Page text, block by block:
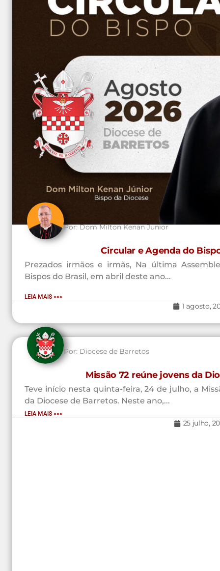
Por:Dom Milton Kenan Junior
Circular e Agenda do
Prezados irmãos e irmãs, Na última
Bispos do Brasil, em abril deste ano...
LEIA MAIS >>>
1 agosto,
Por: Diocese de Barretos
Missão 72 reúne jovens da
Teve início nesta quinta-feira, 24 de julho, a
da Diocese de Barretos. Neste ano,...
LEIA MAIS >>>
25 julho,